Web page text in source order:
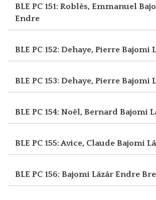
BLE PC 151: Roblès, Emmanuel
Endre
BLE PC 152: Dehaye, Pierre Bajomi
BLE PC 153: Dehaye, Pierre Bajomi
BLE PC 154: Noël, Bernard Bajomi
BLE PC 155: Avice, Claude Bajomi
BLE PC 156: Bajomi Lázár Endre